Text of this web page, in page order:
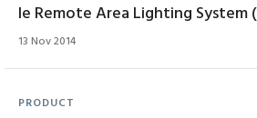
le Remote Area Lighting System
13 Nov 2014
PRODUCT